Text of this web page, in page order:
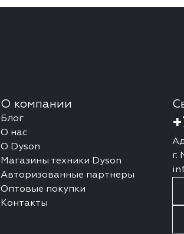
О компании
Блог
О нас
О Dyson
Магазины техники Dyson
Авторизованные партнеры
Оптовые покупки
Контакты
г.